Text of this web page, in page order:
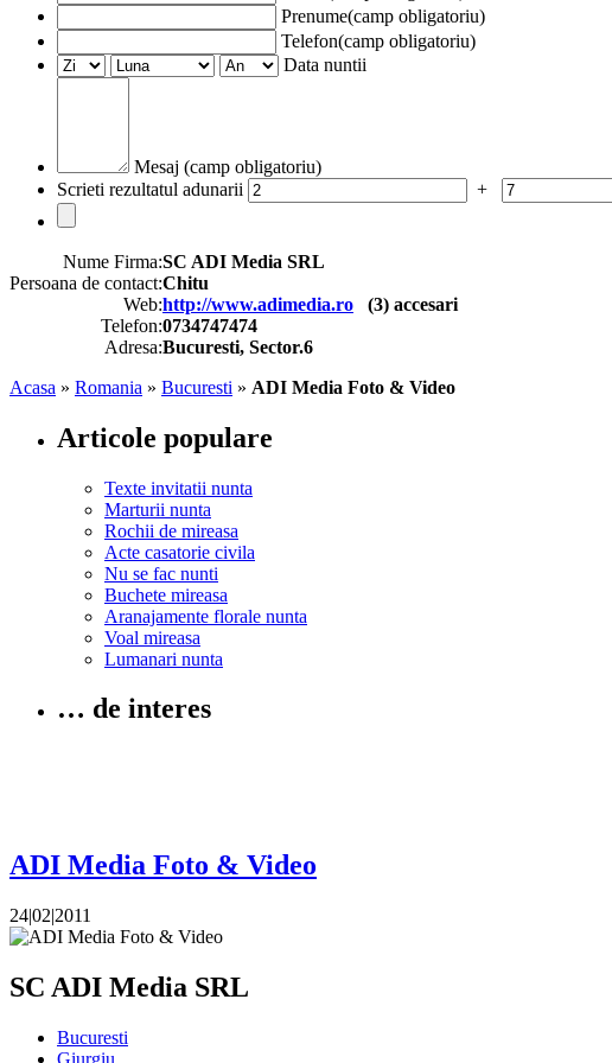
Prenume(camp obligatoriu)
Telefon(camp obligatoriu)
Data nuntii
Mesaj (camp obligatoriu)
Scrieti rezultatul adunarii
+
Nume Firma:SC ADI Media SRL
Persoana de contact:Chitu
Web:http://www.adimedia.ro (3) accesari
Telefon:0734747474
Adresa:Bucuresti, Sector.6
Acasa » Romania » Bucuresti » ADI Media Foto & Video
Articole populare
Texte invitatii nunta
Marturii nunta
Rochii de mireasa
Acte casatorie civila
Nu se fac nunti
Buchete mireasa
Aranajamente florale nunta
Voal mireasa
Lumanari nunta
… de interes
ADI Media Foto & Video
24|02|2011
SC ADI Media SRL
Bucuresti
Giurgiu